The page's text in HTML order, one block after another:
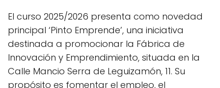
El curso 2025/2026 presenta como novedad
principal ‘Pinto Emprende’, una iniciativa
destinada a promocionar la Fábrica de
Innovación y Emprendimiento, situada en la
Calle Mancio Serra de Leguizamón, 11. Su
propósito es fomentar el empleo, el